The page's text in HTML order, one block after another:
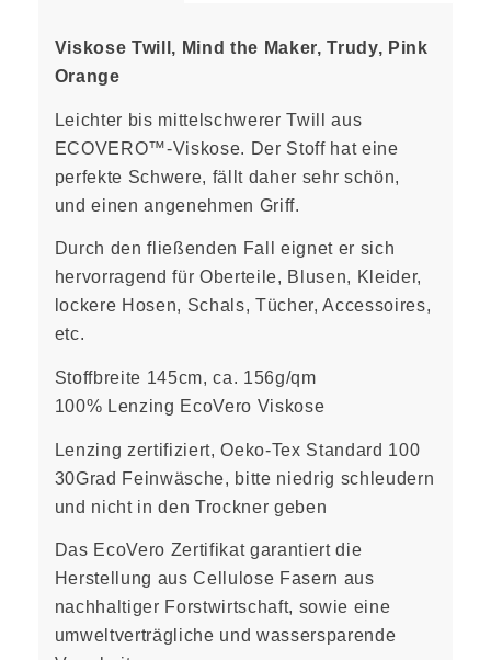
Viskose Twill, Mind the Maker, Trudy, Pink
Orange
Leichter bis mittelschwerer Twill aus
ECOVERO™-Viskose. Der Stoff hat eine
perfekte Schwere, fällt daher sehr schön,
und einen angenehmen Griff.
Durch den fließenden Fall eignet er sich
hervorragend für Oberteile, Blusen, Kleider,
lockere Hosen, Schals, Tücher, Accessoires,
etc.
Stoffbreite 145cm, ca. 156g/qm
100% Lenzing EcoVero Viskose
Lenzing zertifiziert, Oeko-Tex Standard 100
30Grad Feinwäsche, bitte niedrig schleudern
und nicht in den Trockner geben
Das EcoVero Zertifikat garantiert die
Herstellung aus Cellulose Fasern aus
nachhaltiger Forstwirtschaft, sowie eine
umweltverträgliche und wassersparende